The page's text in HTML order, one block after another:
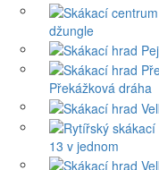
džungle
Překážková dráha
13 v jednom